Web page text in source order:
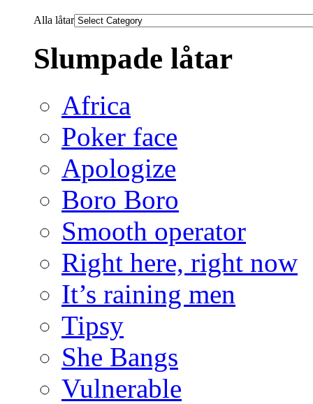
Alla låtar
Slumpade låtar
Africa
Poker face
Apologize
Boro Boro
Smooth operator
Right here, right now
It’s raining men
Tipsy
She Bangs
Vulnerable